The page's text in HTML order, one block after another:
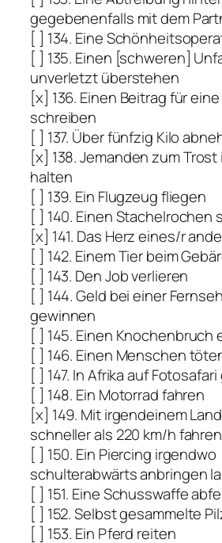
gegebenenfalls mit dem
[ ] 134. Eine
[ ] 135. Einen [schweren]
unverletzt überstehen
[x] 136. Einen Beitrag für
schreiben
[ ] 137. Über fünfzig Kilo
[x] 138. Jemanden zum
halten
[ ] 139. Ein Flugzeug fliegen
[ ] 140. Einen Stachelrochen
[x] 141. Das Herz eines/r
[ ] 142. Einem Tier beim
[ ] 143. Den Job verlieren
[ ] 144. Geld bei einer
gewinnen
[ ] 145. Einen Knochenbruch
[ ] 146. Einen Menschen
[ ] 147. In Afrika auf
[ ] 148. Ein Motorrad fahren
[x] 149. Mit irgendeinem
schneller als 220 km/h fahren
[ ] 150. Ein Piercing irgendwo
schulterabwärts anbringen
[ ] 151. Eine Schusswaffe
[ ] 152. Selbst gesammelte
[ ] 153. Ein Pferd reiten